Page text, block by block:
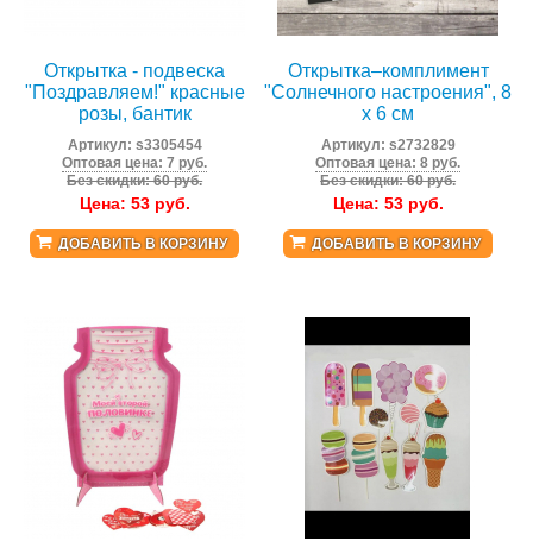
Открытка - подвеска
"Поздравляем!" красные
розы, бантик
Артикул: s3305454
Оптовая цена: 7 руб.
Без скидки: 60 руб.
Цена: 53руб.
ДОБАВИТЬ В КОРЗИНУ
Открытка–комплимент
"Солнечного настроения", 8
х 6 см
Артикул: s2732829
Оптовая цена: 8 руб.
Без скидки: 60 руб.
Цена: 53руб.
ДОБАВИТЬ В КОРЗИНУ